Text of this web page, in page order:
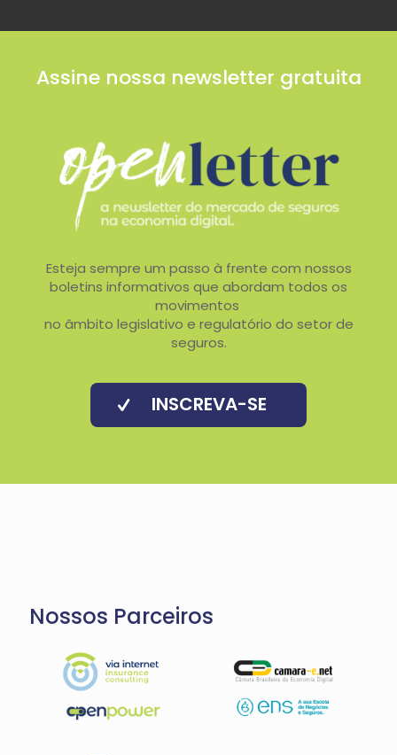
Assine nossa newsletter gratuita
Esteja sempre um passo à frente com nossos
boletins informativos que abordam todos os
movimentos
no âmbito legislativo e regulatório do setor de
seguros.
INSCREVA-SE
Nossos Parceiros